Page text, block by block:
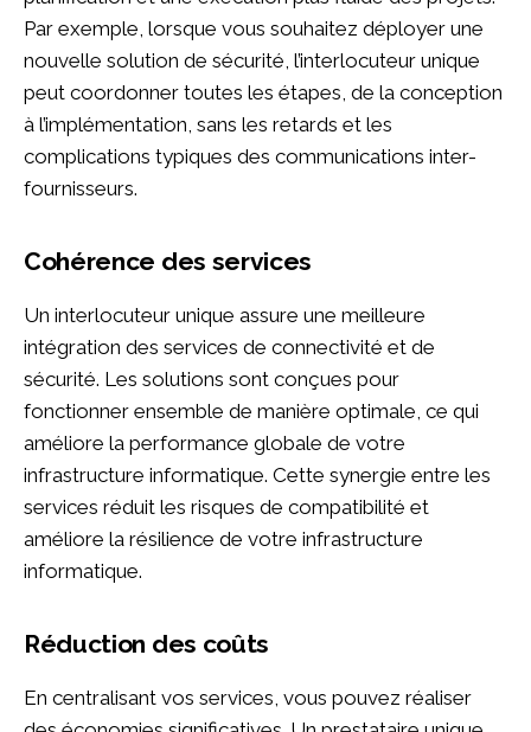
Par exemple, lorsque vous souhaitez déployer une
nouvelle solution de sécurité, l’interlocuteur unique
peut coordonner toutes les étapes, de la conception
à l’implémentation, sans les retards et les
complications typiques des communications inter-
fournisseurs.
Cohérence des services
Un interlocuteur unique assure une meilleure
intégration des services de connectivité et de
sécurité. Les solutions sont conçues pour
fonctionner ensemble de manière optimale, ce qui
améliore la performance globale de votre
infrastructure informatique. Cette synergie entre les
services réduit les risques de compatibilité et
améliore la résilience de votre infrastructure
informatique.
Réduction des coûts
En centralisant vos services, vous pouvez réaliser